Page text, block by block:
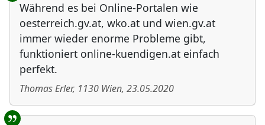
Während es bei Online-Portalen wie
oesterreich.gv.at, wko.at und wien.gv.at
immer wieder enorme Probleme gibt,
funktioniert online-kuendigen.at einfach
perfekt.
Thomas Erler, 1130 Wien, 23.05.2020